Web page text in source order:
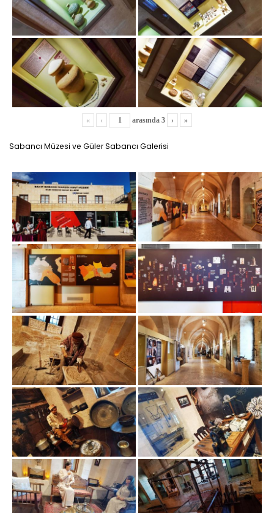
« ‹ arasında 3 › »
Sabancı Müzesi ve Güler Sabancı Galerisi